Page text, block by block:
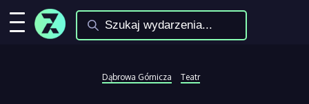
Dąbrowa Górnicza Teatr